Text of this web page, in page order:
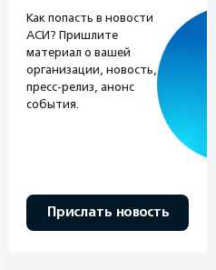
Как попасть в новости
АСИ? Пришлите
материал о вашей
организации, новость,
пресс-релиз, анонс
события.
Прислать новость